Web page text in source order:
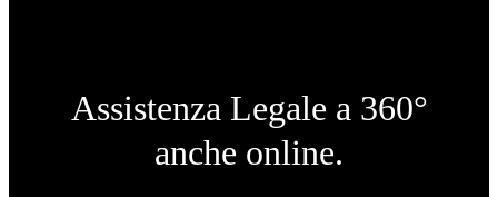
Assistenza Legale a 360°
anche online.